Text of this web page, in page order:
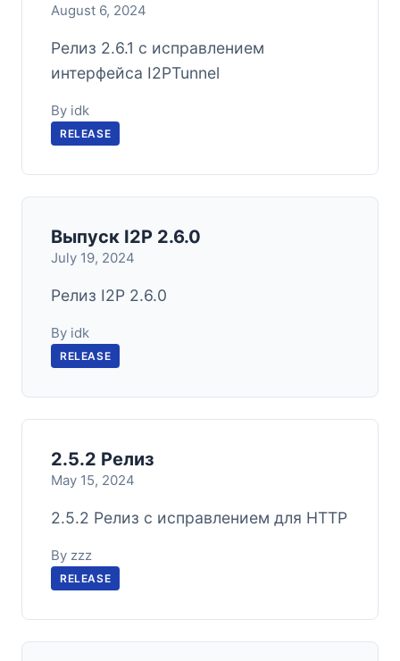
August 6, 2024
Релиз 2.6.1 с исправлением
интерфейса I2PTunnel
By idk
RELEASE
Выпуск I2P 2.6.0
July 19, 2024
Релиз I2P 2.6.0
By idk
RELEASE
2.5.2 Релиз
May 15, 2024
2.5.2 Релиз с исправлением для HTTP
By zzz
RELEASE